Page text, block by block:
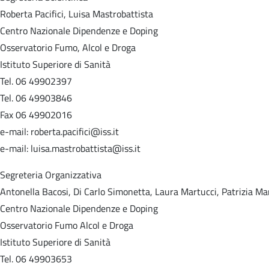
Roberta Pacifici, Luisa Mastrobattista
Centro Nazionale Dipendenze e Doping
Osservatorio Fumo, Alcol e Droga
Istituto Superiore di Sanità
Tel. 06 49902397
Tel. 06 49903846
Fax 06 49902016
e-mail: roberta.pacifici@iss.it
e-mail: luisa.mastrobattista@iss.it
Segreteria Organizzativa
Antonella Bacosi, Di Carlo Simonetta, Laura Martucci, Patrizia
Centro Nazionale Dipendenze e Doping
Osservatorio Fumo Alcol e Droga
Istituto Superiore di Sanità
Tel. 06 49903653